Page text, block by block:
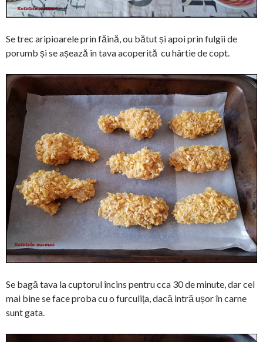
Se trec aripioarele prin făină, ou bătut și apoi prin fulgii de
porumb și se așează în tava acoperită cu hârtie de copt.
Se bagă tava la cuptorul încins pentru cca 30 de minute, dar cel
mai bine se face proba cu o furculița, dacă intră ușor în carne
sunt gata.